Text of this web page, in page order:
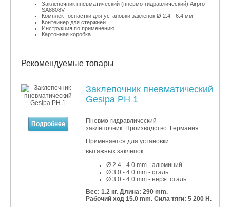
Заклепочник пневматический (пневмо-гидравлический) Airpro
SA8808V
​Комплект оснастки для установки заклёпок Ø 2.4 - 6.4 мм
Контейнер для стержней
Инструкция по применению
Картонная коробка
Рекомендуемые товары
Подробнее
Заклепочник пневматический
Gesipa PH 1
Пневмо-гидравлический
заклепочник. Производство: Германия.
Применяется для установки
вытяжных заклёпок:
Ø 2.4 - 4.0 mm - алюминий
Ø 3.0 - 4.0 mm - сталь
Ø 3.0 - 4.0 mm - нерж. сталь
Вес: 1.2 кг. Длина: 290 mm.
Рабочий ход 15.0 mm. Сила тяги: 5 200 Н.